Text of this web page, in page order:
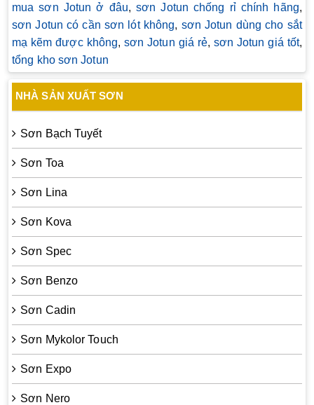
mua sơn Jotun ở đâu,sơn Jotun chống rỉ chính hãng,
sơn Jotun có cần sơn lót không, sơn Jotun dùng cho sắt
mạ kẽm được không, sơn Jotun giá rẻ, sơn Jotun giá tốt,
tổng kho sơn Jotun
NHÀ SẢN XUẤT SƠN
Sơn Bạch Tuyết
Sơn Toa
Sơn Lina
Sơn Kova
Sơn Spec
Sơn Benzo
Sơn Cadin
Sơn Mykolor Touch
Sơn Expo
Sơn Nero